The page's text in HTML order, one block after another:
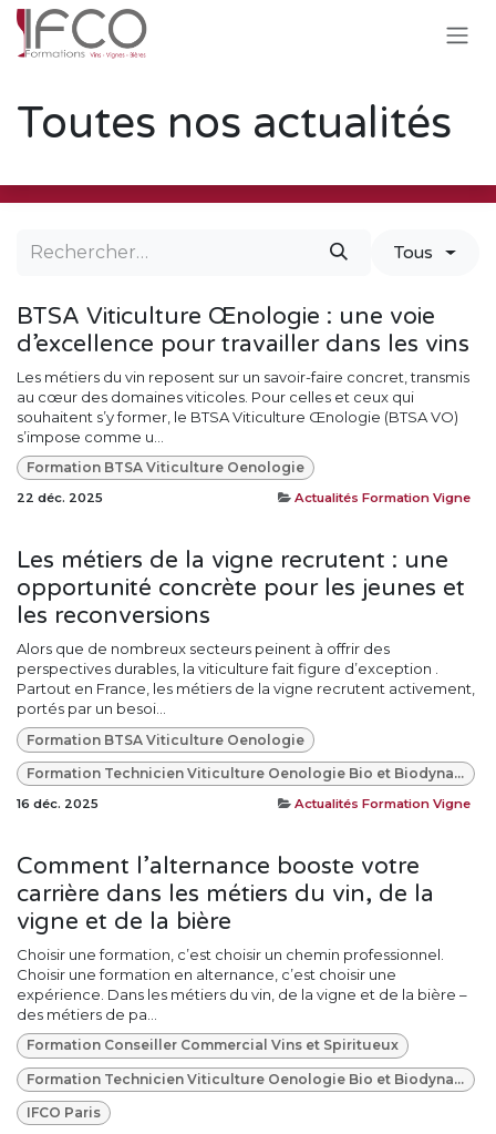
Se rendre au contenu
Toutes nos actualités
Tous
BTSA Viticulture Œnologie : une voie
d’excellence pour travailler dans les vins
Les métiers du vin reposent sur un savoir-faire concret, transmis
au cœur des domaines viticoles. Pour celles et ceux qui
souhaitent s’y former, le BTSA Viticulture Œnologie (BTSA VO)
s’impose comme u...
Formation BTSA Viticulture Oenologie
22 déc. 2025 Actualités Formation Vigne
Les métiers de la vigne recrutent : une
opportunité concrète pour les jeunes et
les reconversions
Alors que de nombreux secteurs peinent à offrir des
perspectives durables, la viticulture fait figure d’exception .
Partout en France, les métiers de la vigne recrutent activement,
portés par un besoi...
Formation BTSA Viticulture Oenologie
Formation Technicien Viticulture Oenologie Bio et Biodynamie
16 déc. 2025 Actualités Formation Vigne
Comment l’alternance booste votre
carrière dans les métiers du vin, de la
vigne et de la bière
Choisir une formation, c’est choisir un chemin professionnel.
Choisir une formation en alternance, c’est choisir une
expérience. Dans les métiers du vin, de la vigne et de la bière –
des métiers de pa...
Formation Conseiller Commercial Vins et Spiritueux
Formation Technicien Viticulture Oenologie Bio et Biodynamie
IFCO Paris